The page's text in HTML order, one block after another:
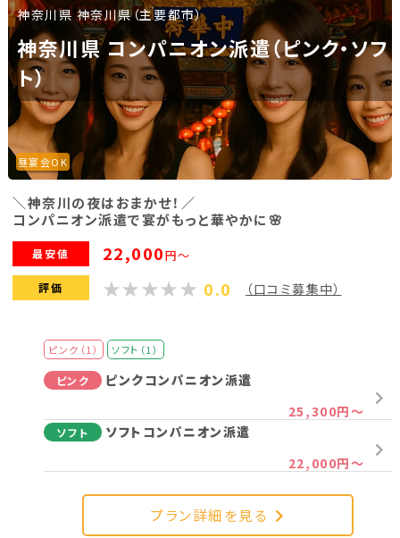
福島県(26)
関東
栃木県(17) 群馬県(25)
茨城県(4)
埼玉県(1)
東京都(9)
千葉県(14)
神奈川県(14)
東海
静岡県(44) 愛知県(15)
岐阜県(5)
中部
新潟県(13) 山梨県(19)
長野県(14)
神奈川県 神奈川県（主要都市）
神奈川県 コンパニオン派遣（ピンク・ソフ
ト）
昼宴会OK
＼神奈川の夜はおまかせ！／
コンパニオン派遣で宴がもっと華やかに🌸
最安値 22,000円～
評価 0.0 （口コミ募集中）
ピンク（1） ソフト（1）
ピンク
ピンクコンパニオン派遣
25,300円～
ソフト
ソフトコンパニオン派遣
22,000円～
プラン詳細を見る